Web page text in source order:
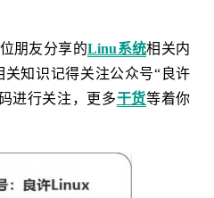
朋友分享的Linu系统相关内
知识记得关注公众号“良许
进行关注，更多干货等着你